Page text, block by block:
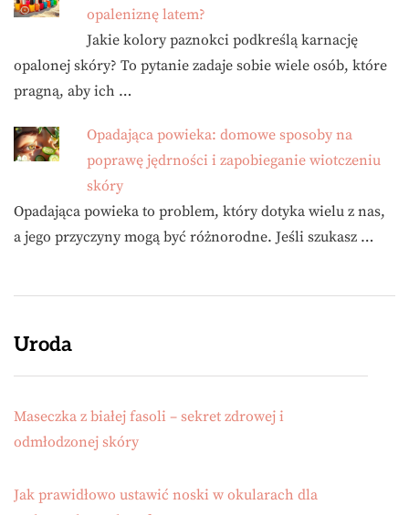
opaleniznę latem?
Jakie kolory paznokci podkreślą karnację
opalonej skóry? To pytanie zadaje sobie wiele osób, które
pragną, aby ich …
Opadająca powieka: domowe sposoby na
poprawę jędrności i zapobieganie wiotczeniu
skóry
Opadająca powieka to problem, który dotyka wielu z nas,
a jego przyczyny mogą być różnorodne. Jeśli szukasz …
Uroda
Maseczka z białej fasoli – sekret zdrowej i
odmłodzonej skóry
Jak prawidłowo ustawić noski w okularach dla